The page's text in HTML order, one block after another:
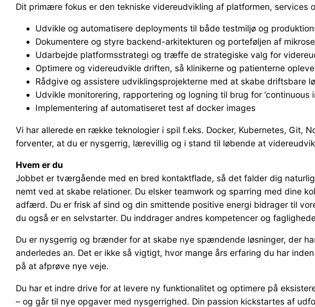
Dit primære fokus er den tekniske videreudvikling af platformen, services
Udvikle og automatisere deployments til både testmiljø og
Dokumentere og styre backend-arkitekturen og porteføljen af
Udarbejde platformsstrategi og træffe de strategiske valg for
Optimere og videreudvikle driften, så klinikerne og patienterne
Rådgive og assistere udviklingsprojekterne med at skabe
Udvikle monitorering, rapportering og logning til brug for ‘continuous
Implementering af automatiseret test af docker images
Vi har allerede en række teknologier i spil f.eks. Docker, Kubernetes, Git,
forventer, at du er nysgerrig, lærevillig og i stand til løbende at
Hvem er du
Jobbet er tværgående med en bred kontaktflade, så det falder dig
nemt ved at skabe relationer. Du elsker teamwork og sparring med dine
adfærd. Du er frisk af sind og din smittende positive energi bidrager til
du også er en selvstarter. Du inddrager andres kompetencer og
Du er nysgerrig og brænder for at skabe nye spændende løsninger, der
anderledes an. Det er ikke så vigtigt, hvor mange års erfaring du har
på at afprøve nye veje.
Du har et indre drive for at levere ny funktionalitet og optimere på
– og går til nye opgaver med nysgerrighed. Din passion kickstartes af